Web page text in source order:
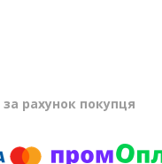
за рахунок покупця